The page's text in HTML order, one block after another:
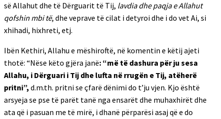
së Allahut dhe të Dërguarit të Tij, lavdia dhe paqja e Allahut
qofshin mbi të, dhe veprave të cilat i detyroi dhe i do vet Ai, si
xhihadi, hixhreti, etj.
Ibën Kethiri, Allahu e mëshiroftë, në komentin e këtij ajeti
thotë: “Nëse këto gjëra janë: “më të dashura për ju sesa
Allahu, i Dërguari i Tij dhe lufta në rrugën e Tij, atëherë
pritni”, d.m.th. pritni se çfarë dënimi do t’ju vjen. Kjo është
arsyeja se pse të parët tanë nga ensarët dhe muhaxhirët dhe
ata që i pasuan me të mirë, i dhanë përparësi asaj që e do